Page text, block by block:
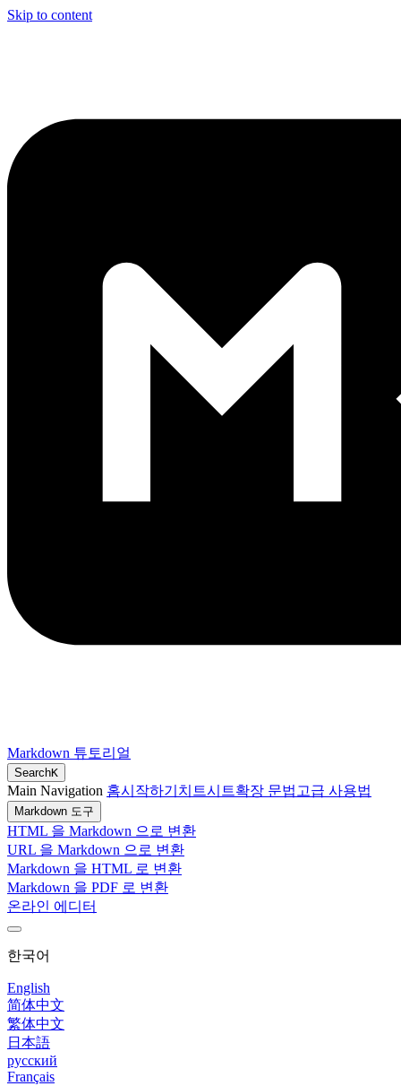
Skip to content
Markdown 튜토리얼
SearchK
Main Navigation 홈시작하기 치트시트확장 문법 고급 사용법
Markdown 도구
HTML 을 Markdown 으로 변환
URL 을 Markdown 으로 변환
Markdown 을 HTML 로 변환
Markdown 을 PDF 로 변환
온라인 에디터
한국어
English
简体中文
繁体中文
日本語
русский
Français